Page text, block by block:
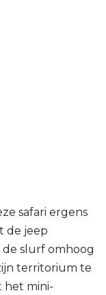
safari ergens
de jeep
de slurf omhoog
territorium te
het mini-